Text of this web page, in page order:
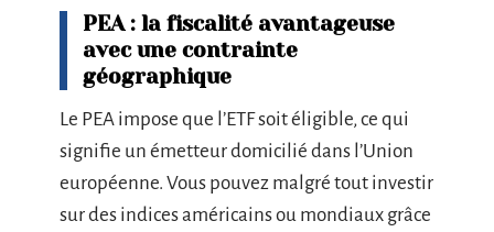
PEA : la fiscalité avantageuse
avec une contrainte
géographique
Le PEA impose que l’ETF soit éligible, ce qui
signifie un émetteur domicilié dans l’Union
européenne. Vous pouvez malgré tout investir
sur des indices américains ou mondiaux grâce